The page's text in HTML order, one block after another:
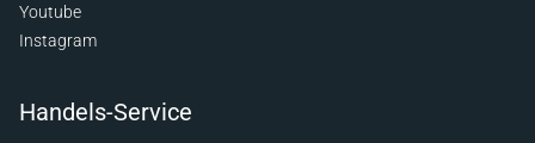
Youtube
Instagram
Handels-Service